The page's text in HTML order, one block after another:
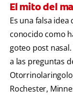
El mito del
Es una falsa
conocido como
goteo post
a las preguntas
Rochester,